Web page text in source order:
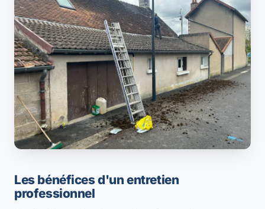
Les bénéfices d'un entretien
professionnel